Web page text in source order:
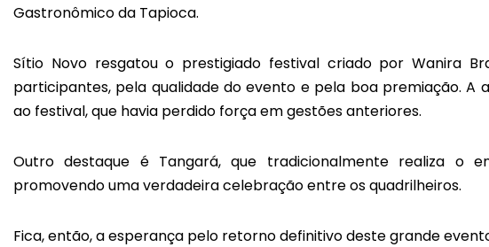
Gastronômico da Tapioca.
Sítio Novo resgatou o prestigiado festival criado por Wanira
participantes, pela qualidade do evento e pela boa premiação. A
ao festival, que havia perdido força em gestões anteriores.
Outro destaque é Tangará, que tradicionalmente realiza o
promovendo uma verdadeira celebração entre os quadrilheiros.
Fica, então, a esperança pelo retorno definitivo deste grande